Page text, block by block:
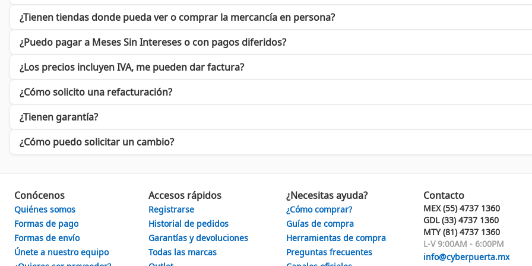
Hitos Clave de KEF en el Mercado del Audio
KEF se enorgullece de ser una de las primeras compañías en incorporar tecnología de transductores de disposición radial y otros
música hoy en día. Su popularidad ha trascendido fronteras, siendo reconocida no solo por audiófilos, sino también por músicos
Como usuario de KEF, te unes a una comunidad apasionada por la calidad y la experiencia auditiva. Ya seas un amante de la
buen sonido, KEF tiene algo que ofrecerte. No esperes más para disfrutar de la pureza del sonido que solo KEF puede proporcionar.
¡Sumérgete en el Sonido de KEF Hoy Mismo!
Visita Cyberpuerta para explorar la selección de productos KEF y transforma tu forma de escuchar música. Con una variedad
que se adapte a tus necesidades. ¡No te quedes atrás y descubre lo que significa disfrutar de un sonido excepcional con KEF!
¿Tienen tiendas donde pueda ver o comprar la mercancía en persona?
¿Puedo pagar a Meses Sin Intereses o con pagos diferidos?
¿Los precios incluyen IVA, me pueden dar factura?
¿Cómo solicito una refacturación?
¿Tienen garantía?
¿Cómo puedo solicitar un cambio?
Conócenos
Quiénes somos
Formas de pago
Formas de envío
Únete a nuestro equipo
Accesos rápidos
Registrarse
Historial de pedidos
Garantías y devoluciones
Todas las marcas
¿Necesitas ayuda?
¿Cómo comprar?
Guías de compra
Herramientas de compra
Preguntas frecuentes
Contacto
MEX (55) 4737 1360
GDL (33) 4737 1360
MTY (81) 4737 1360
L-V 9:00AM - 6:00PM
info@cyberpuerta.mx